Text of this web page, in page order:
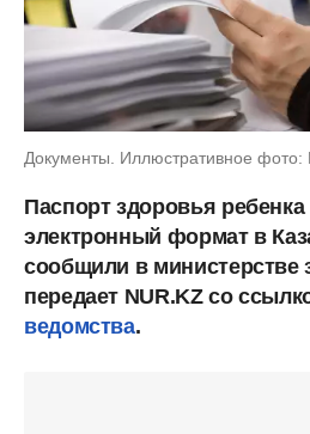
Документы. Иллюстративное фото:
Паспорт здоровья ребенка
электронный формат в
сообщили в министерстве
передает NUR.KZ со
ведомства.